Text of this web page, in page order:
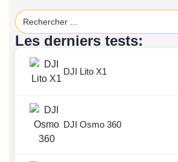
Search
for:
Les derniers tests:
DJI Lito X1
DJI Osmo 360